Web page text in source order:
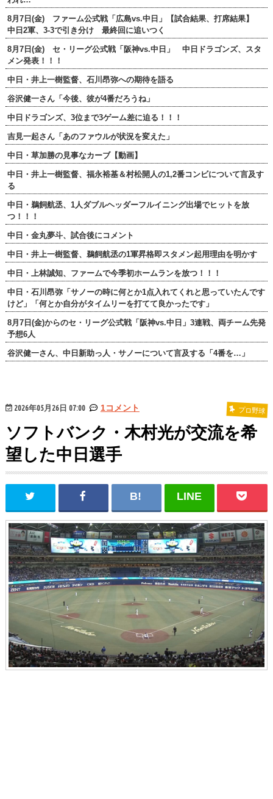
8月7日(金) ファーム公式戦「広島vs.中日」【試合結果、打席結果】
中日2軍、3-3で引き分け 最終回に追いつく
8月7日(金) セ・リーグ公式戦「阪神vs.中日」 中日ドラゴンズ、スタ
メン発表！！！
中日・井上一樹監督、石川昂弥への期待を語る
谷沢健一さん「今後、彼が4番だろうね」
中日ドラゴンズ、3位まで3ゲーム差に迫る！！！
吉見一起さん「あのファウルが状況を変えた」
中日・草加勝の見事なカーブ【動画】
中日・井上一樹監督、福永裕基＆村松開人の1,2番コンビについて言及す
る
中日・鵜飼航丞、1人ダブルヘッダーフルイニング出場でヒットを放
つ！！！
中日・金丸夢斗、試合後にコメント
中日・井上一樹監督、鵜飼航丞の1軍昇格即スタメン起用理由を明かす
中日・上林誠知、ファームで今季初ホームランを放つ！！！
中日・石川昂弥「サノーの時に何とか1点入れてくれと思っていたんです
けど」「何とか自分がタイムリーを打てて良かったです」
8月7日(金)からのセ・リーグ公式戦「阪神vs.中日」3連戦、両チーム先発
予想6人
谷沢健一さん、中日新助っ人・サノーについて言及する「4番を…」
2026年05月26日 07:00 1コメント プロ野球
ソフトバンク・木村光が交流を希
望した中日選手